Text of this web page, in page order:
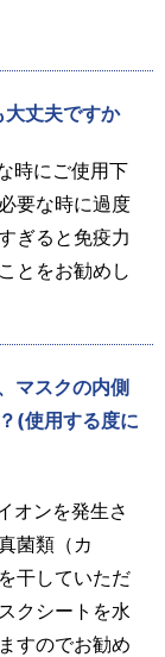
丈夫ですか
時にご使用下
要な時に過度
ぎると免疫力
とをお勧めし
マスクの内側
(使用する度に
オンを発生さ
菌類（カ
干していただ
クシートを水
すのでお勧め